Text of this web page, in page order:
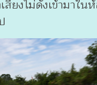
สียงไม่ดังเข้ามาใน